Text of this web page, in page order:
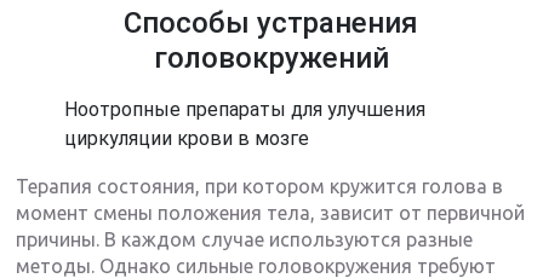
Способы устранения
головокружений
Ноотропные препараты для улучшения
циркуляции крови в мозге
Терапия состояния, при котором кружится голова в
момент смены положения тела, зависит от первичной
причины. В каждом случае используются разные
методы. Однако сильные головокружения требуют